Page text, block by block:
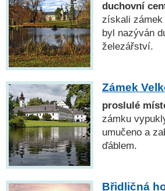
duchovní
získali zámek
byl nazýván
železářství.
Zámek
proslulé
zámku
umučeno a
ďáblem.
Břidličná